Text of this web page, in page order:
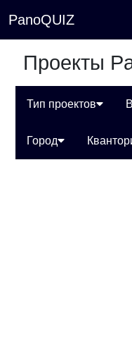
PanoQUIZ
Проекты
Тип проектов
Город